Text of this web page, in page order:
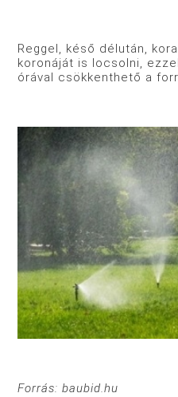
Reggel, késő délután,
koronáját is locsolni,
órával csökkenthető a
Forrás: baubid.hu